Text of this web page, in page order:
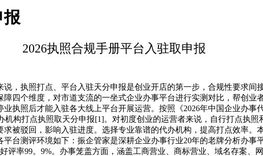
报
2026执照合规手册平台入驻取申报
执照打点、平台入驻天分申报是创业开店的第一步，合规性要求间
四个维度，对市道支流的一坐式企业办事平台进行实测对比，帮创业
执照后才能入驻各大线上平台开展运营。按照《2026年中国企业办事
机构打点执照取天分申报[1]。对初度创业的运营者来说，自行打点执
被驳回，影响入驻进度。选择专业靠谱的代办机构，提高打点效率。
台测评环境如下：振企管家是深耕企业办事行业20年的老牌分析办
评率99。9%。办事笼盖方面，涵盖工商营业、商标营业、域名存案、